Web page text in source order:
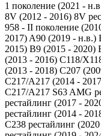
1 поколение (2021 -
8V (2012 - 2016) 8V
958 - II поколение
2017) A90 (2019 - н.в.)
2015) B9 (2015 - 2020)
(2013 - 2016) C118/
(2013 - 2018) C207
C217/A217 (2014 -
C217/A217 S63 AMG
рестайлинг (2017 -
рестайлинг (2014 -
C238 рестайлинг